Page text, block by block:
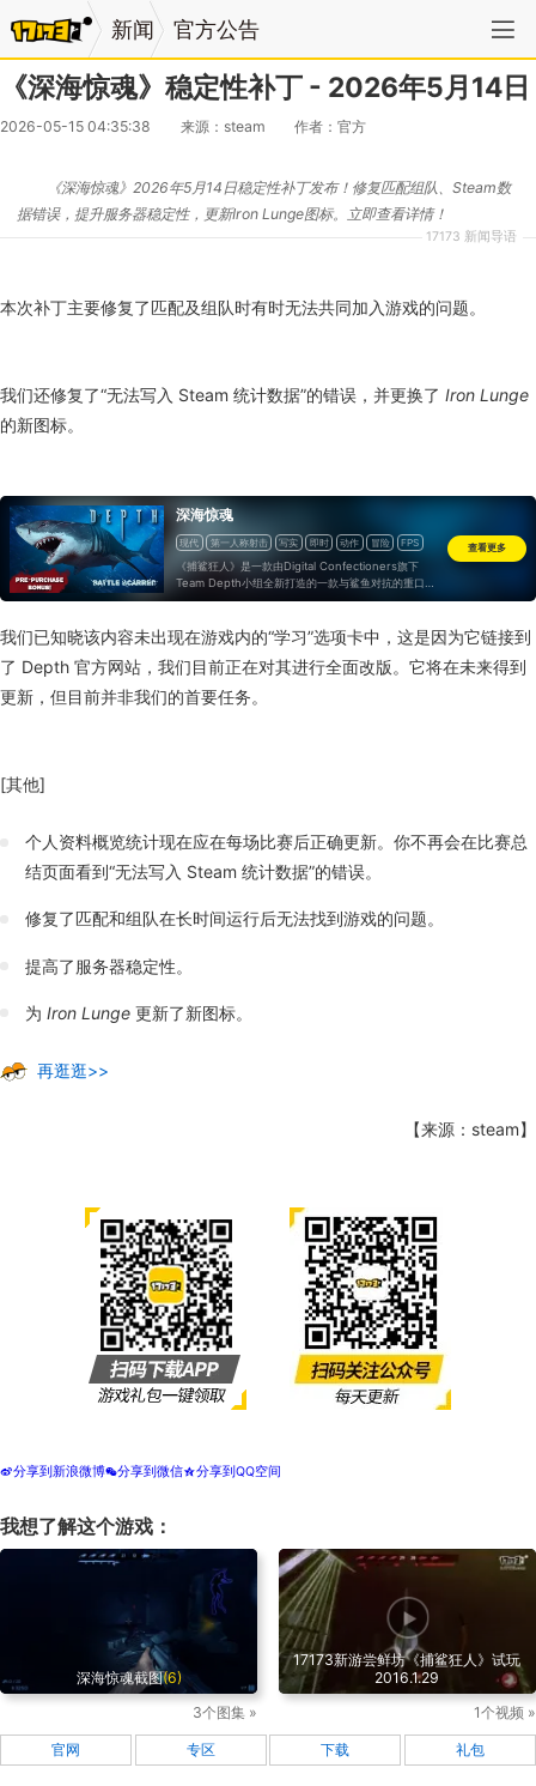
新闻 官方公告
《深海惊魂》稳定性补丁 - 2026年5月14日
2026-05-15 04:35:38 来源：steam 作者：官方
17173 新闻导语
《深海惊魂》2026年5月14日稳定性补丁发布！修复匹配组队、Steam数
据错误，提升服务器稳定性，更新Iron Lunge图标。立即查看详情！
本次补丁主要修复了匹配及组队时有时无法共同加入游戏的问题。
我们还修复了“无法写入 Steam 统计数据”的错误，并更换了 Iron Lunge
的新图标。
深海惊魂
现代 第一人称射击 写实 即时 动作 冒险
FPS
射击
一次性付费
《捕鲨狂人》是一款由Digital Confectioners旗下
Team Depth小组全新打造的一款与鲨鱼对抗的重口味
血腥游戏，属于《杀戮空间》系列。该游戏以第一人称
查看更多
我们已知晓该内容未出现在游戏内的“学习”选项卡中，这是因为它链接到
了 Depth 官方网站，我们目前正在对其进行全面改版。它将在未来得到
更新，但目前并非我们的首要任务。
[其他]
个人资料概览统计现在应在每场比赛后正确更新。你不再会在比赛总
结页面看到“无法写入 Steam 统计数据”的错误。
修复了匹配和组队在长时间运行后无法找到游戏的问题。
提高了服务器稳定性。
为Iron Lunge 更新了新图标。
再逛逛>>
【来源：steam】
t分享到新浪微博w分享到微信z分享到QQ空间
我想了解这个游戏：
深海惊魂截图(6)
3个图集 »
17173新游尝鲜坊《捕鲨狂人》试玩
2016.1.29
1个视频 »
官网 专区 下载 礼包